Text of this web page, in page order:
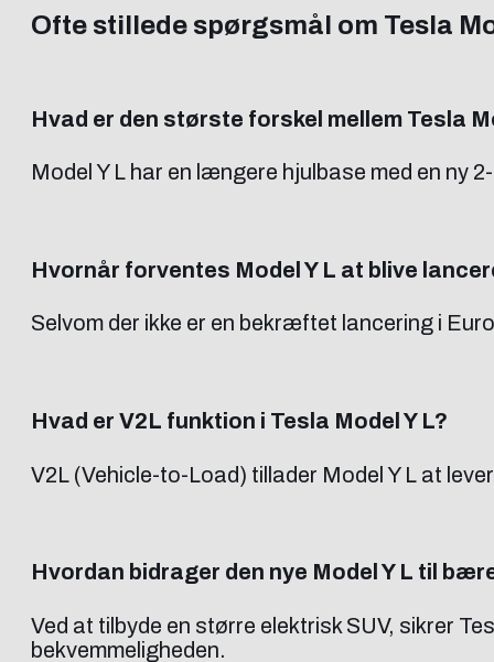
Ofte stillede spørgsmål om Tesla
Hvad er den største forskel mellem Tesla
Model Y L har en længere hjulbase med en ny
Hvornår forventes Model Y L at blive
Selvom der ikke er en bekræftet lancering i
Hvad er V2L funktion i Tesla Model Y L?
V2L (Vehicle-to-Load) tillader Model Y L at
Hvordan bidrager den nye Model Y L til
Ved at tilbyde en større elektrisk SUV, sikrer
bekvemmeligheden.